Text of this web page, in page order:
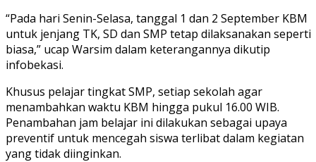
“Pada hari Senin-Selasa, tanggal 1 dan 2 September KBM
untuk jenjang TK, SD dan SMP tetap dilaksanakan seperti
biasa,” ucap Warsim dalam keterangannya dikutip
infobekasi.
Khusus pelajar tingkat SMP, setiap sekolah agar
menambahkan waktu KBM hingga pukul 16.00 WIB.
Penambahan jam belajar ini dilakukan sebagai upaya
preventif untuk mencegah siswa terlibat dalam kegiatan
yang tidak diinginkan.